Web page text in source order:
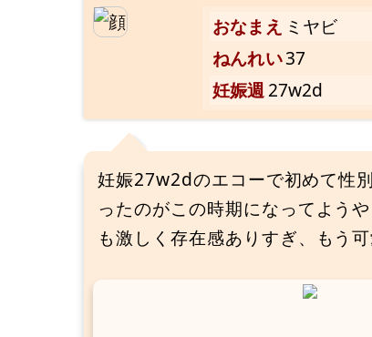
おなまえ ミヤビ
ねんれい37
妊娠週27w2d
妊娠27w2dのエコーで初めて性
ったのがこの時期になってよう
も激しく存在感ありすぎ、もう